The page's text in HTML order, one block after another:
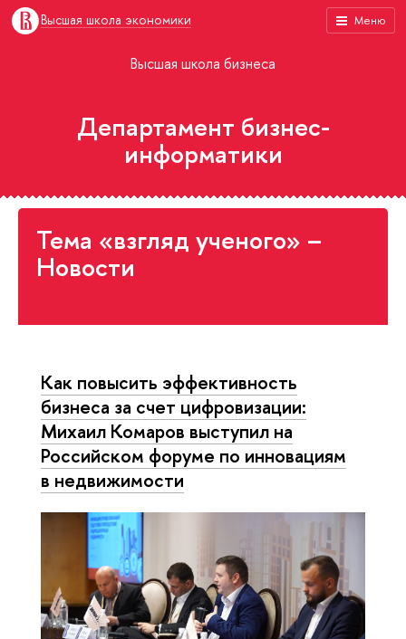
Меню
Высшая школа экономики
Высшая школа бизнеса
Департамент бизнес-
информатики
Тема «взгляд ученого» –
Новости
Как повысить эффективность
бизнеса за счет цифровизации:
Михаил Комаров выступил на
Российском форуме по инновациям
в недвижимости